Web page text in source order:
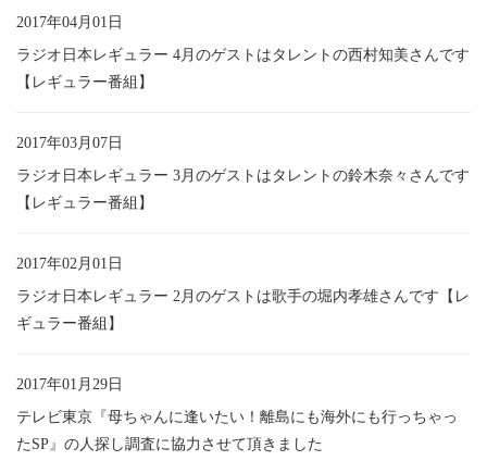
2017年04月01日
ラジオ日本レギュラー 4月のゲストはタレントの西村知美さんです
【レギュラー番組】
2017年03月07日
ラジオ日本レギュラー 3月のゲストはタレントの鈴木奈々さんです
【レギュラー番組】
2017年02月01日
ラジオ日本レギュラー 2月のゲストは歌手の堀内孝雄さんです【レ
ギュラー番組】
2017年01月29日
テレビ東京『母ちゃんに逢いたい！離島にも海外にも行っちゃっ
たSP』の人探し調査に協力させて頂きました